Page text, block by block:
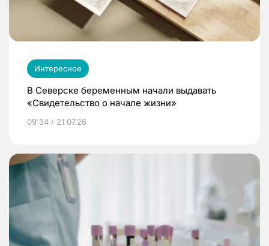
Интересное
В Северске беременным начали выдавать
«Свидетельство о начале жизни»
09:34 / 21.07.26